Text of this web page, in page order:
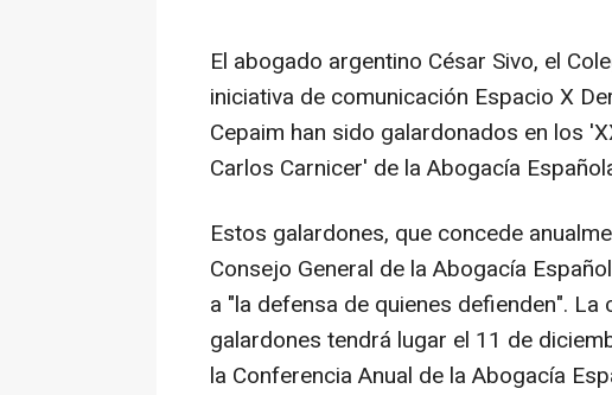
El abogado argentino César Sivo, el
iniciativa de comunicación Espacio X
Cepaim han sido galardonados en los
Carlos Carnicer' de la Abogacía
Estos galardones, que concede
Consejo General de la Abogacía
a "la defensa de quienes defienden".
galardones tendrá lugar el 11 de
la Conferencia Anual de la Abogacía